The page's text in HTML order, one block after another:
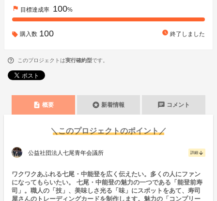
flag 目標達成率 100%
購入数 100 watch_later 終了しました
このプロジェクトは実行確約型です。
description 概要 stars 新着情報 chat コメント
＼このプロジェクトのポイント／
公益社団法人七尾青年会議所 詳細 arrow_downward
ワクワクあふれる七尾・中能登を広く伝えたい。多くの人にファン
になってもらいたい。 七尾・中能登の魅力の一つである「能登前寿
司」。職人の「技」、美味しさ光る「味」にスポットをあて、寿司
屋さんのトレーディングカードを制作します。魅力の「コンプリー